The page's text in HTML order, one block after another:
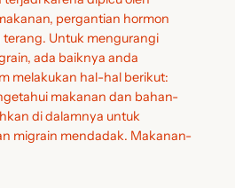
pergantian hormon
Untuk mengurangi
ada baiknya anda
melakukan hal-hal berikut:
makanan dan bahan-
di dalamnya untuk
migrain mendadak. Makanan-